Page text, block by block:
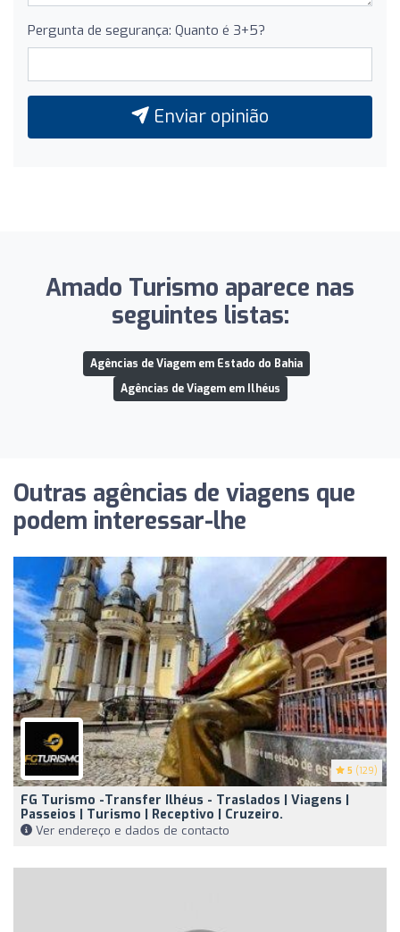
Pergunta de segurança: Quanto é 3+5?
Enviar opinião
Amado Turismo aparece nas
seguintes listas:
Agências de Viagem em Estado do Bahia
Agências de Viagem em Ilhéus
Outras agências de viagens que
podem interessar-lhe
5 (129)
FG Turismo -Transfer Ilhéus - Traslados | Viagens |
Passeios | Turismo | Receptivo | Cruzeiro.
Ver endereço e dados de contacto